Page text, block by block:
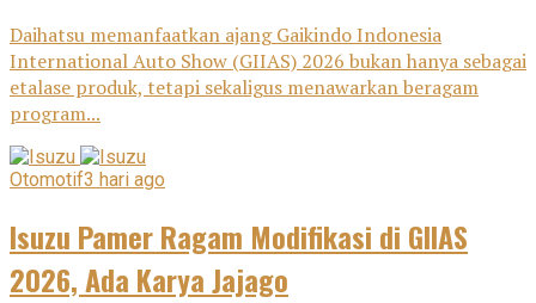
Daihatsu memanfaatkan ajang Gaikindo Indonesia
International Auto Show (GIIAS) 2026 bukan hanya sebagai
etalase produk, tetapi sekaligus menawarkan beragam
program...
Otomotif3 hari ago
Isuzu Pamer Ragam Modifikasi di GIIAS
2026, Ada Karya Jajago